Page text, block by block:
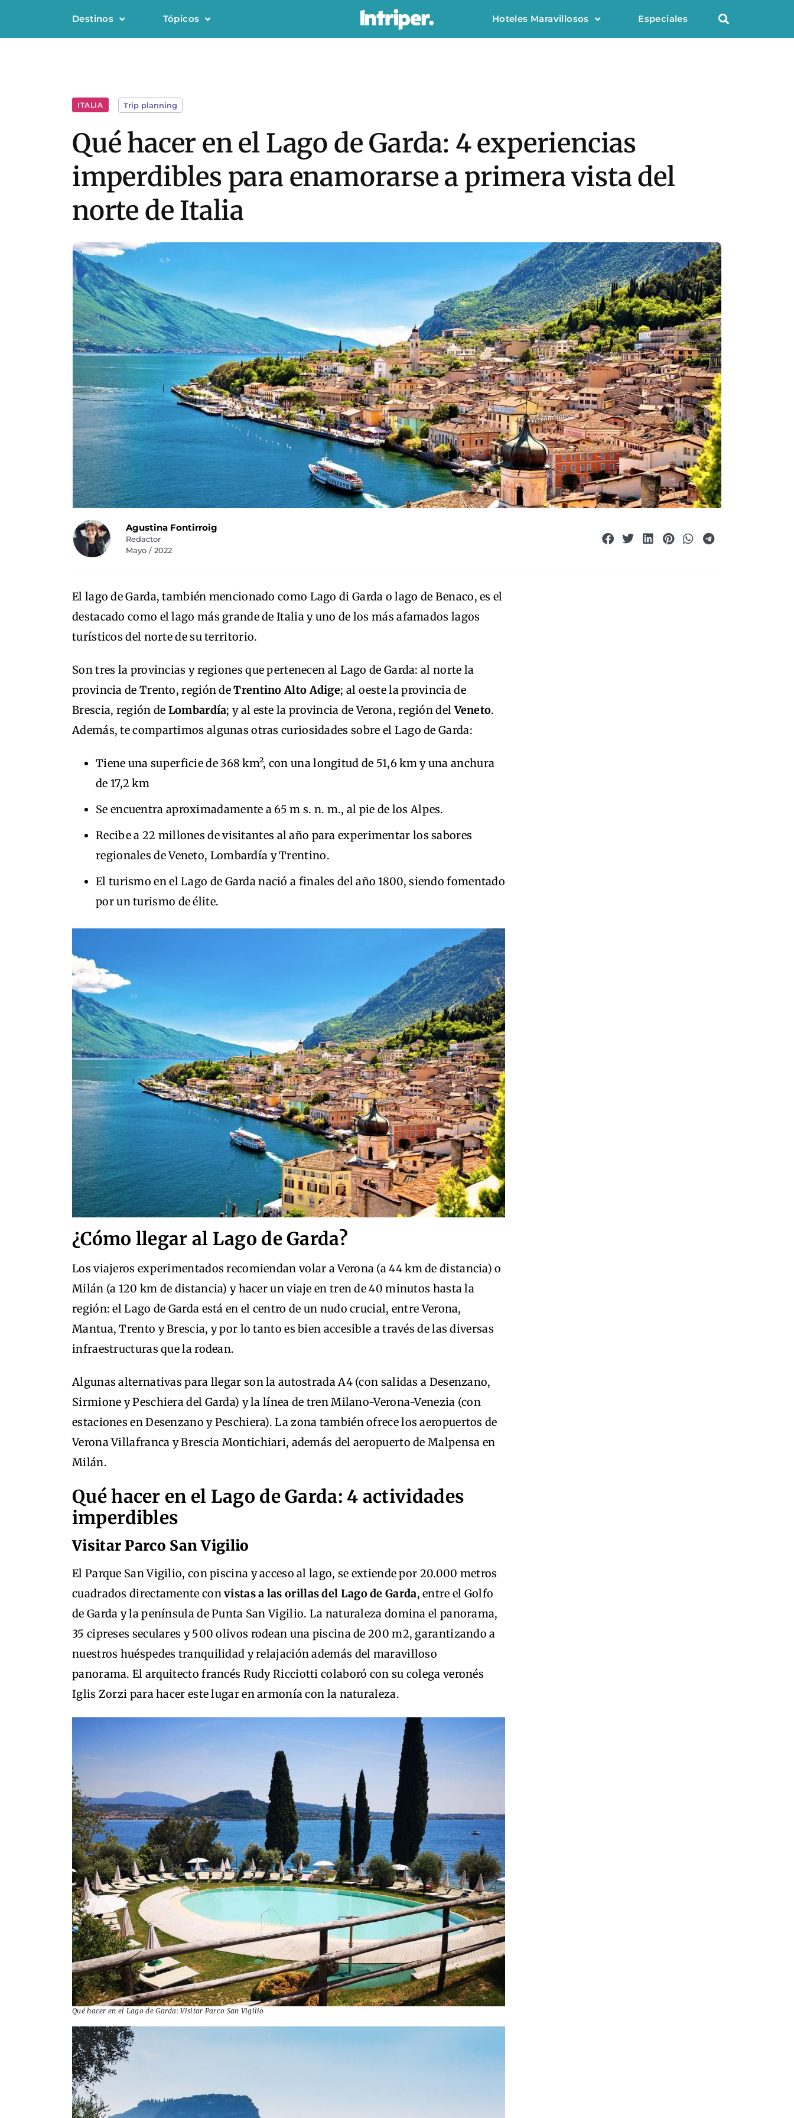
Destinos Tópicos Hoteles Maravillosos Especiales
ITALIA Trip planning
Qué hacer en el Lago de Garda: 4 experiencias
imperdibles para enamorarse a primera vista del
norte de Italia
Agustina Fontirroig
Redactor
Mayo / 2022
El lago de Garda, también mencionado como Lago di Garda o lago de Benaco, es el
destacado como el lago más grande de Italia y uno de los más afamados lagos
turísticos del norte de su territorio.
Son tres la provincias y regiones que pertenecen al Lago de Garda: al norte la
provincia de Trento, región deTrentino Alto Adige; al oeste la provincia de
Brescia, región de Lombardía; y al este la provincia de Verona, región delVeneto.
Además, te compartimos algunas otras curiosidades sobre el Lago de Garda:
Tiene una superficie de 368 km², con una longitud de 51,6 km y una anchura
de 17,2 km
Se encuentra aproximadamente a 65 m s. n. m., al pie de los Alpes.
Recibe a 22 millones de visitantes al año para experimentar los sabores
regionales de Veneto, Lombardía y Trentino.
El turismo en el Lago de Garda nació a finales del año 1800, siendo fomentado
por un turismo de élite.
¿Cómo llegar al Lago de Garda?
Los viajeros experimentados recomiendan volar a Verona (a 44 km de distancia) o
Milán (a 120 km de distancia) y hacer un viaje en tren de 40 minutos hasta la
región: el Lago de Garda está en el centro de un nudo crucial, entre Verona,
Mantua, Trento y Brescia, y por lo tanto es bien accesible a través de las diversas
infraestructuras que la rodean.
Algunas alternativas para llegar son la autostrada A4 (con salidas a Desenzano,
Sirmione y Peschiera del Garda) y la línea de tren Milano-Verona-Venezia (con
estaciones en Desenzano y Peschiera). La zona también ofrece los aeropuertos de
Verona Villafranca y Brescia Montichiari, además del aeropuerto de Malpensa en
Milán.
Qué hacer en el Lago de Garda: 4 actividades
imperdibles
Visitar Parco San Vigilio
El Parque San Vigilio, con piscina y acceso al lago, se extiende por 20.000 metros
cuadrados directamente convistas a las orillas del Lago de Garda, entre el Golfo
de Garda y la península de Punta San Vigilio. La naturaleza domina el panorama,
35 cipreses seculares y 500 olivos rodean una piscina de 200 m2, garantizando a
nuestros huéspedes tranquilidad y relajación además del maravilloso
panorama. El arquitecto francés Rudy Ricciotti colaboró ​​con su colega veronés
Iglis Zorzi para hacer este lugar en armonía con la naturaleza.
Qué hacer en el Lago de Garda: Visitar Parco San Vigilio